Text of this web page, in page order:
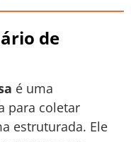
de
é uma
para coletar
estruturada. Ele